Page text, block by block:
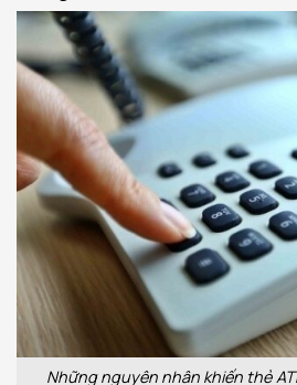
Những nguyên nhân khiến thẻ